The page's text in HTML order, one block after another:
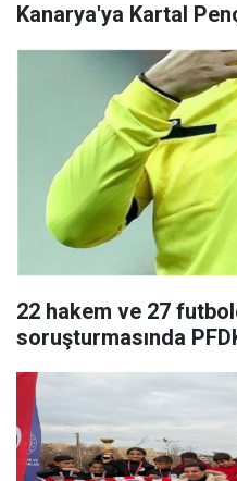
Kanarya'ya Kartal
22 hakem ve 27
soruşturmasında